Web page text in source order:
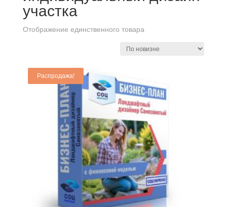
участка
Отображение единственного товара
Распродажа!